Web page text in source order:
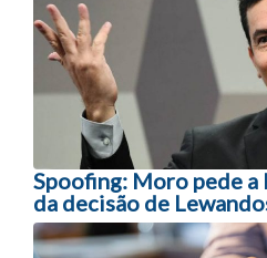
Spoofing: Moro pede a
da decisão de